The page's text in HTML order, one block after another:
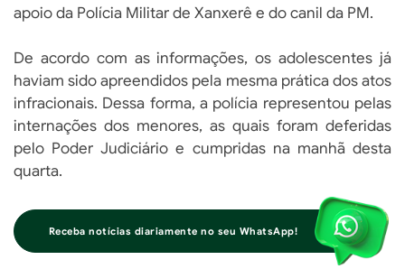
apoio da Polícia Militar de Xanxerê e do canil da PM.
De acordo com as informações, os adolescentes já
haviam sido apreendidos pela mesma prática dos atos
infracionais. Dessa forma, a polícia representou pelas
internações dos menores, as quais foram deferidas
pelo Poder Judiciário e cumpridas na manhã desta
quarta.
Receba notícias diariamente no seu WhatsApp!